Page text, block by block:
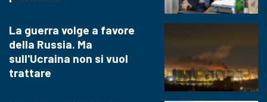
La guerra volge a favore
della Russia. Ma
sull'Ucraina non si vuol
trattare